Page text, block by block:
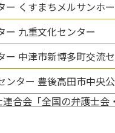
ー くすまちメルサンホ
ー 九重文化センター
ー 中津市新博多町交流
ンター 豊後高田市中央
連合会「全国の弁護士会